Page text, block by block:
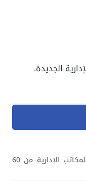
الجديدة.
تبدأ المساحات التجارية من 50 متر والمكاتب الإدارية من 60